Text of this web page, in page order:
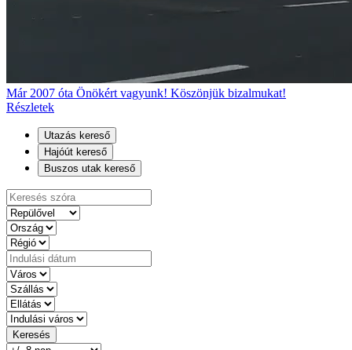
Már 2007 óta Önökért vagyunk! Köszönjük bizalmukat!
Részletek
Utazás kereső
Hajóút kereső
Buszos utak kereső
Keresés